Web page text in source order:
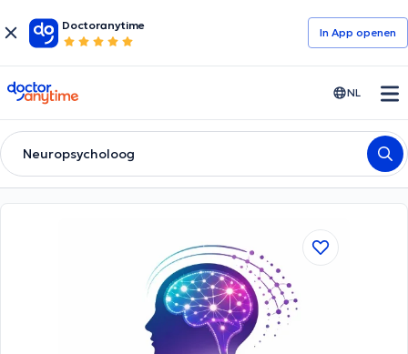
Doctoranytime
In App openen
doctoranytime NL
Neuropsycholoog